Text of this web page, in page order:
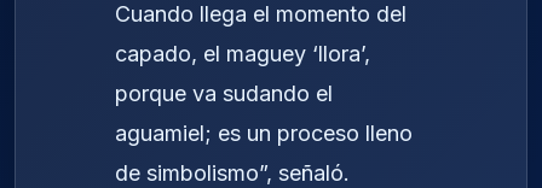
Cuando llega el momento del
capado, el maguey ‘llora’,
porque va sudando el
aguamiel; es un proceso lleno
de simbolismo”, señaló.